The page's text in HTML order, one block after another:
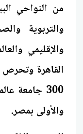
من النواحي
والتربوية
والإقليمي
القاهرة
300 جامعة
والأولى بمصر.